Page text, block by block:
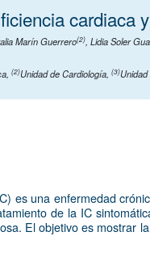
cardiaca
Marín Guerrero(2),Lidia Soler
,(2)Unidad de Cardiología,(3)
es una enfermedad
de la IC
El objetivo es mostrar